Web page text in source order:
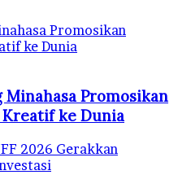
Promosikan
ke Dunia
Minahasa Promosikan
ke Dunia
2026 Gerakkan